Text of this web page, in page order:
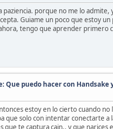
paziencia. porque no me lo
Guiame un poco que estoy
tengo que aprender primero
Que puedo hacer con
estoy en lo cierto cuando
que solo con intentar conectarte
que te captura cain., y que